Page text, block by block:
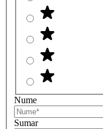
Nume
Sumar